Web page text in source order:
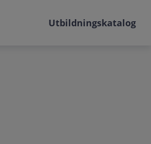
Utbildningskatalog